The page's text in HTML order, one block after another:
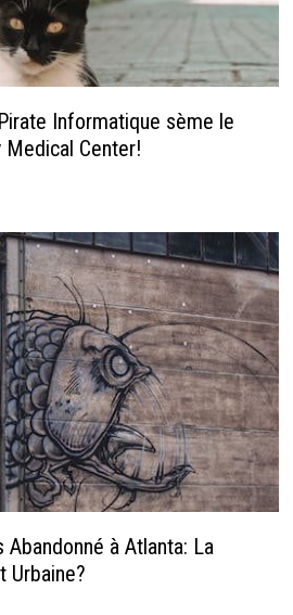
Informatique sème le
Medical Center!
à Atlanta: La
Urbaine?